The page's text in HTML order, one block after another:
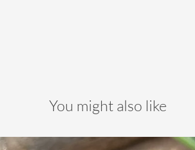
You might also like